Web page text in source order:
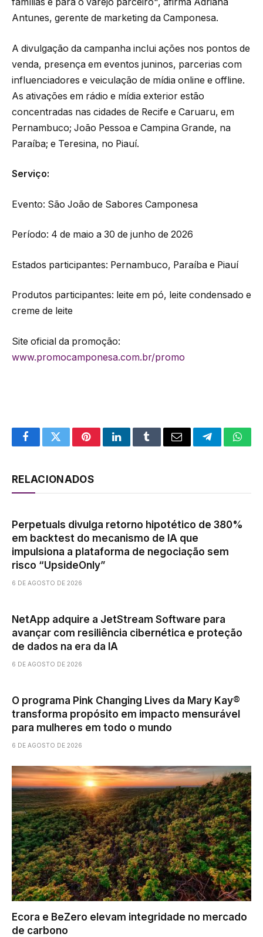
Antunes, gerente de marketing da Camponesa.
A divulgação da campanha inclui ações nos pontos de
venda, presença em eventos juninos, parcerias com
influenciadores e veiculação de mídia online e offline.
As ativações em rádio e mídia exterior estão
concentradas nas cidades de Recife e Caruaru, em
Pernambuco; João Pessoa e Campina Grande, na
Paraíba; e Teresina, no Piauí.
Serviço:
Evento: São João de Sabores Camponesa
Período: 4 de maio a 30 de junho de 2026
Estados participantes: Pernambuco, Paraíba e Piauí
Produtos participantes: leite em pó, leite condensado e
creme de leite
Site oficial da promoção:
www.promocamponesa.com.br/promo
FacebookTwitterPinterestLinkedInTumblrEmail Telegram
RELACIONADOS
Perpetuals divulga retorno hipotético de 380%
em backtest do mecanismo de IA que
impulsiona a plataforma de negociação sem
risco “UpsideOnly”
6 DE AGOSTO DE 2026
NetApp adquire a JetStream Software para
avançar com resiliência cibernética e proteção
de dados na era da IA
6 DE AGOSTO DE 2026
O programa Pink Changing Lives da Mary Kay®
transforma propósito em impacto mensurável
para mulheres em todo o mundo
6 DE AGOSTO DE 2026
Ecora e BeZero elevam integridade no mercado
de carbono